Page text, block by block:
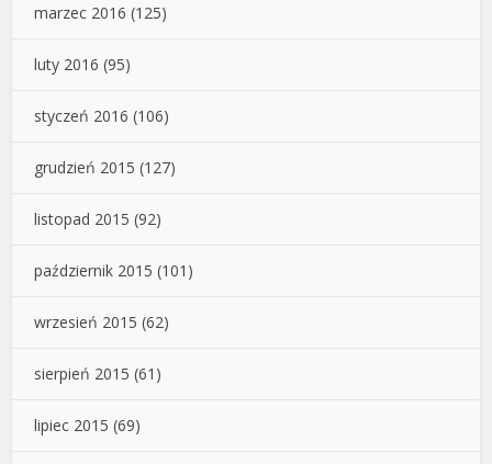
marzec 2016 (125)
luty 2016 (95)
styczeń 2016 (106)
grudzień 2015 (127)
listopad 2015 (92)
październik 2015 (101)
wrzesień 2015 (62)
sierpień 2015 (61)
lipiec 2015 (69)